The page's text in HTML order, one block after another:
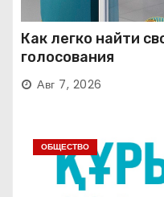
Как легко найти
голосования
Авг 7, 2026
ОБЩЕСТВО